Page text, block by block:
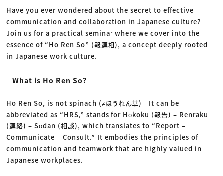
ゲーム・エンタメ
広告
出版
CREATIVE VILLAGEからのお知らせ
Have you ever wondered about the secret to effective
communication and collaboration in Japanese culture?
Join us for a practical seminar where we cover into the
essence of “Ho Ren So” (報連相), a concept deeply rooted
in Japanese work culture.
What is Ho Ren So?
Ho Ren So, is not spinach (≠ほうれん草) It can be
abbreviated as “HRS,” stands for Hōkoku (報告) – Renraku
(連絡) – Sōdan (相談), which translates to “Report –
Communicate – Consult.” It embodies the principles of
communication and teamwork that are highly valued in
Japanese workplaces.